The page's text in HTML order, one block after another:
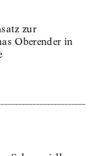
zur
Oberender in